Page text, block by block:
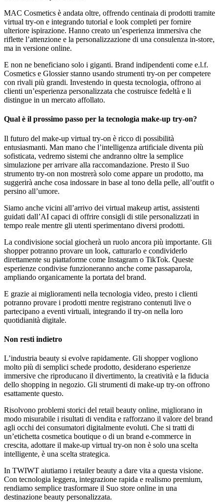
MAC Cosmetics è andata oltre, offrendo centinaia di prodotti tramite
virtual try-on e integrando tutorial e look completi per fornire
ulteriore ispirazione. Hanno creato un’esperienza immersiva che
riflette l’attenzione e la personalizzazione di una consulenza in-store,
ma in versione online.
E non ne beneficiano solo i giganti. Brand indipendenti come e.l.f.
Cosmetics e Glossier stanno usando strumenti try-on per competere
con rivali più grandi. Investendo in questa tecnologia, offrono ai
clienti un’esperienza personalizzata che costruisce fedeltà e li
distingue in un mercato affollato.
Qual è il prossimo passo per la tecnologia make-up try-on?
Il futuro del make-up virtual try-on è ricco di possibilità
entusiasmanti. Man mano che l’intelligenza artificiale diventa più
sofisticata, vedremo sistemi che andranno oltre la semplice
simulazione per arrivare alla raccomandazione. Presto il Suo
strumento try-on non mostrerà solo come appare un prodotto, ma
suggerirà anche cosa indossare in base al tono della pelle, all’outfit o
persino all’umore.
Siamo anche vicini all’arrivo dei virtual makeup artist, assistenti
guidati dall’AI capaci di offrire consigli di stile personalizzati in
tempo reale mentre gli utenti sperimentano diversi prodotti.
La condivisione social giocherà un ruolo ancora più importante. Gli
shopper potranno provare un look, catturarlo e condividerlo
direttamente su piattaforme come Instagram o TikTok. Queste
esperienze condivise funzioneranno anche come passaparola,
ampliando organicamente la portata del brand.
E grazie ai miglioramenti nella tecnologia video, presto i clienti
potranno provare i prodotti mentre registrano contenuti live o
partecipano a eventi virtuali, integrando il try-on nella loro
quotidianità digitale.
Non resti indietro
L’industria beauty si evolve rapidamente. Gli shopper vogliono
molto più di semplici schede prodotto, desiderano esperienze
immersive che riproducano il divertimento, la creatività e la fiducia
dello shopping in negozio. Gli strumenti di make-up try-on offrono
esattamente questo.
Risolvono problemi storici del retail beauty online, migliorano in
modo misurabile i risultati di vendita e rafforzano il valore del brand
agli occhi dei consumatori digitalmente evoluti. Che si tratti di
un’etichetta cosmetica boutique o di un brand e-commerce in
crescita, adottare il make-up virtual try-on non è solo una scelta
intelligente, è una scelta strategica.
In TWIWT aiutiamo i retailer beauty a dare vita a questa visione.
Con tecnologia leggera, integrazione rapida e realismo premium,
rendiamo semplice trasformare il Suo store online in una
destinazione beauty personalizzata.